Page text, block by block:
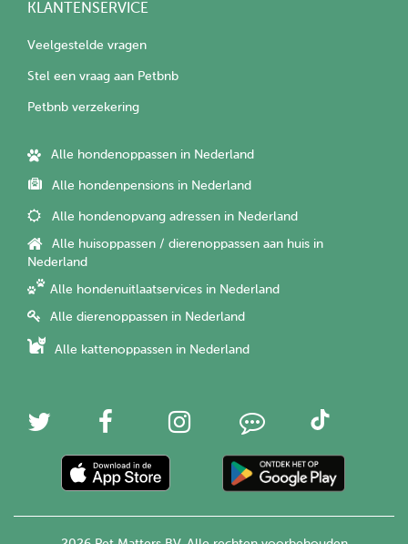
KLANTENSERVICE
Veelgestelde vragen
Stel een vraag aan Petbnb
Petbnb verzekering
Alle hondenoppassen in Nederland
Alle hondenpensions in Nederland
Alle hondenopvang adressen in Nederland
Alle huisoppassen / dierenoppassen aan huis in
Nederland
Alle hondenuitlaatservices in Nederland
Alle dierenoppassen in Nederland
Alle kattenoppassen in Nederland